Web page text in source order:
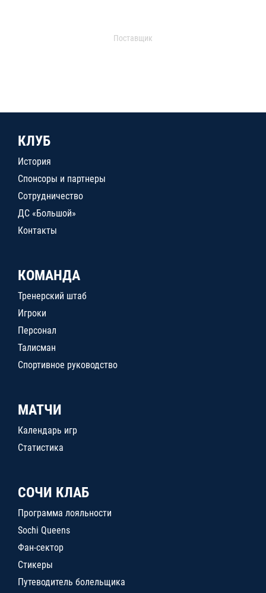
Поставщик
КЛУБ
История
Спонсоры и партнеры
Сотрудничество
ДС «Большой»
Контакты
КОМАНДА
Тренерский штаб
Игроки
Персонал
Талисман
Спортивное руководство
МАТЧИ
Календарь игр
Статистика
СОЧИ КЛАБ
Программа лояльности
Sochi Queens
Фан-сектор
Стикеры
Путеводитель болельщика